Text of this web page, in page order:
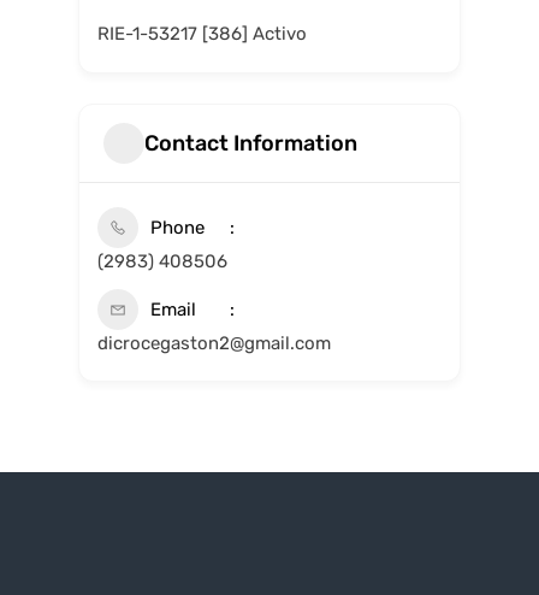
RIE-1-53217 [386] Activo
Contact Information
Phone
(2983) 408506
Email
dicrocegaston2@gmail.com